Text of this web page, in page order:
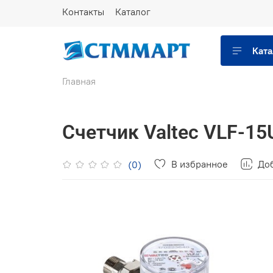
Контакты Каталог
Главная
Счетчик Valtec VLF-
(0) В избранное